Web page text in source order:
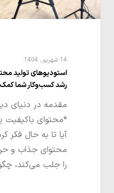
شما
14 شهریور, 1404
استودیوهای تولید
رشد کسب‌وکار شما
مقدمه در دنیای
*محتوای باکیفیت
آیا تا به حال فکر
محتوای جذاب و
را جلب می‌کند،